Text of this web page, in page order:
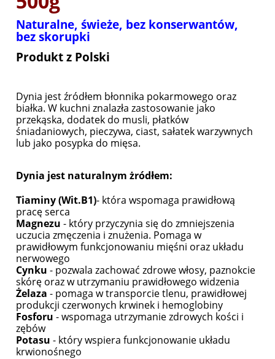
Naturalne, świeże, bez konserwantów,
bez skorupki
Produkt z Polski
Dynia jest źródłem błonnika pokarmowego oraz
białka. W kuchni znalazła zastosowanie jako
przekąska, dodatek do musli, płatków
śniadaniowych, pieczywa, ciast, sałatek warzywnych
lub jako posypka do mięsa.
Dynia jest naturalnym żródłem:
Tiaminy (Wit.B1)- która wspomaga prawidłową
pracę serca
Magnezu - który przyczynia się do zmniejszenia
uczucia zmęczenia i znużenia. Pomaga w
prawidłowym funkcjonowaniu mięśni oraz układu
nerwowego
Cynku - pozwala zachować zdrowe włosy, paznokcie
skórę oraz w utrzymaniu prawidłowego widzenia
Żelaza - pomaga w transporcie tlenu, prawidłowej
produkcji czerwonych krwinek i hemoglobiny
Fosforu - wspomaga utrzymanie zdrowych kości i
zębów
Potasu - który wspiera funkcjonowanie układu
krwionośnego